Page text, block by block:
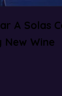
A Solas
New Wine